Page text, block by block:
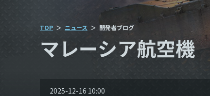
TOP ニュース 開発者ブログ
マレーシア航空機
2025-12-16 10:00